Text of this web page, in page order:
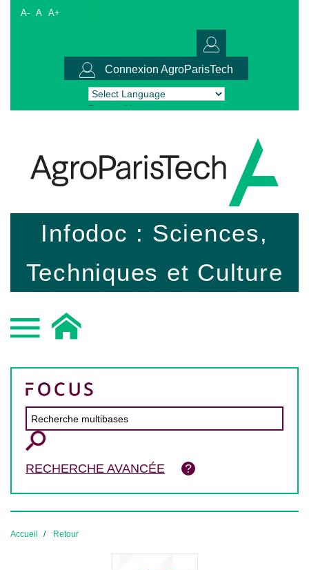
A- A A+
Connexion AgroParisTech
Powered by Translate
Infodoc : Sciences,
Techniques et Culture
RECHERCHE AVANCÉE
Accueil Retour